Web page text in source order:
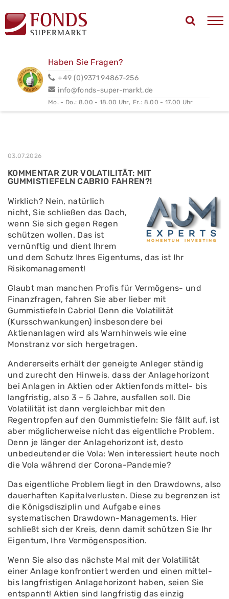
Haben Sie Fragen?
+49 (0)9371 94867-256
info@fonds-super-markt.de
Mo. - Do.: 8.00 - 18.00 Uhr, Fr.: 8.00 - 17.00 Uhr
03.07.2026
KOMMENTAR ZUR VOLATILITÄT: MIT
GUMMISTIEFELN CABRIO FAHREN?!
Wirklich? Nein, natürlich
nicht, Sie schließen das Dach,
wenn Sie sich gegen Regen
schützen wollen. Das ist
vernünftig und dient Ihrem
und dem Schutz Ihres Eigentums, das ist Ihr
Risikomanagement!
Glaubt man manchen Profis für Vermögens- und
Finanzfragen, fahren Sie aber lieber mit
Gummistiefeln Cabrio! Denn die Volatilität
(Kursschwankungen) insbesondere bei
Aktienanlagen wird als Warnhinweis wie eine
Monstranz vor sich hergetragen.
Andererseits erhält der geneigte Anleger ständig
und zurecht den Hinweis, dass der Anlagehorizont
bei Anlagen in Aktien oder Aktienfonds mittel- bis
langfristig, also 3 – 5 Jahre, ausfallen soll. Die
Volatilität ist dann vergleichbar mit den
Regentropfen auf den Gummistiefeln: Sie fällt auf, ist
aber möglicherweise nicht das eigentliche Problem.
Denn je länger der Anlagehorizont ist, desto
unbedeutender die Vola: Wen interessiert heute noch
die Vola während der Corona-Pandemie?
Das eigentliche Problem liegt in den Drawdowns, also
dauerhaften Kapitalverlusten. Diese zu begrenzen ist
die Königsdisziplin und Aufgabe eines
systematischen Drawdown-Managements. Hier
schließt sich der Kreis, denn damit schützen Sie Ihr
Eigentum, Ihre Vermögensposition.
Wenn Sie also das nächste Mal mit der Volatilität
einer Anlage konfrontiert werden und einen mittel-
bis langfristigen Anlagehorizont haben, seien Sie
entspannt! Aktien sind langfristig das einzig